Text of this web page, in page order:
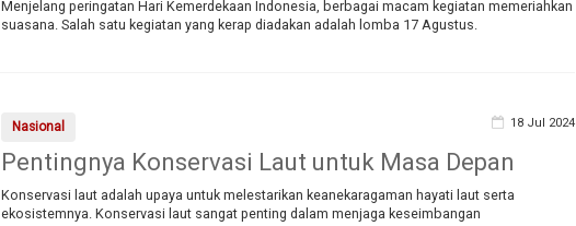
Menjelang peringatan Hari Kemerdekaan Indonesia, berbagai macam kegiatan memeriahkan
suasana. Salah satu kegiatan yang kerap diadakan adalah lomba 17 Agustus.
Nasional 18 Jul 2024
Pentingnya Konservasi Laut untuk Masa Depan
Konservasi laut adalah upaya untuk melestarikan keanekaragaman hayati laut serta
ekosistemnya. Konservasi laut sangat penting dalam menjaga keseimbangan